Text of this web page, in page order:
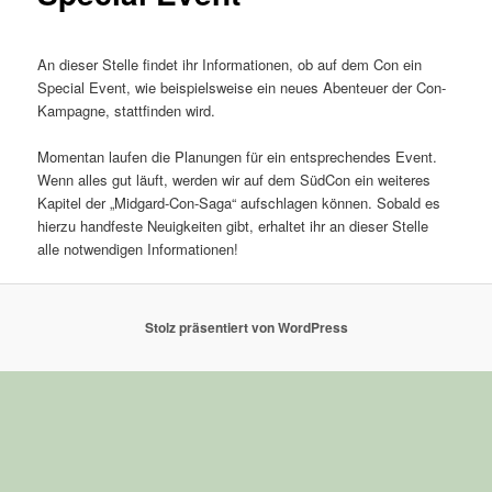
An dieser Stelle findet ihr Informationen, ob auf dem Con ein
Special Event, wie beispielsweise ein neues Abenteuer der Con-
Kampagne, stattfinden wird.
Momentan laufen die Planungen für ein entsprechendes Event.
Wenn alles gut läuft, werden wir auf dem SüdCon ein weiteres
Kapitel der „Midgard-Con-Saga“ aufschlagen können. Sobald es
hierzu handfeste Neuigkeiten gibt, erhaltet ihr an dieser Stelle
alle notwendigen Informationen!
Stolz präsentiert von WordPress